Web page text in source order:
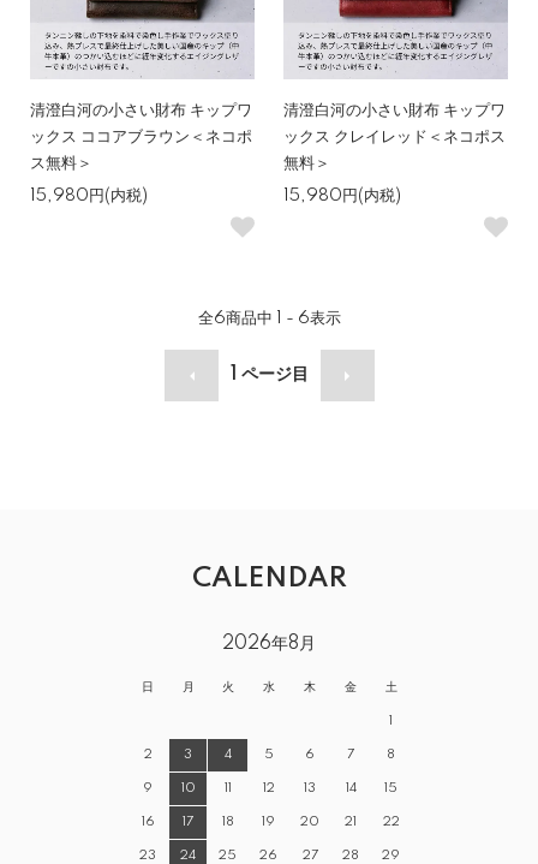
清澄白河の小さい財布 キップワ
ックス ココアブラウン＜ネコポ
ス無料＞
15,980円(内税)
清澄白河の小さい財布 キップワ
ックス クレイレッド＜ネコポス
無料＞
15,980円(内税)
全6商品中 1 - 6表示
ページ目
CALENDAR
2026年8月
日 月 火 水 木 金 土
1
2 3 4 5 6 7 8
9 10 11 12 13 14 15
16 17 18 19 20 21 22
23 24 25 26 27 28 29